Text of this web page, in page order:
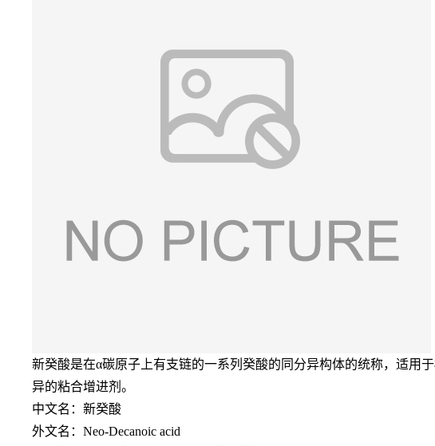
新癸酸是在α碳原子上有支链的一系列癸酸的同分异构体的统称，适用
异的粘合增进剂。
中文名：新癸酸
外文名： Neo-Decanoic acid